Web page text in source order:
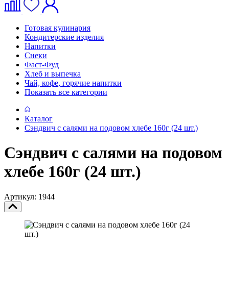
Готовая кулинария
Кондитерские изделия
Напитки
Снеки
Фаст-Фуд
Хлеб и выпечка
Чай, кофе, горячие напитки
Показать все категории
Каталог
Сэндвич с салями на подовом хлебе 160г (24 шт.)
Сэндвич с салями на подовом
хлебе 160г (24 шт.)
Артикул: 1944